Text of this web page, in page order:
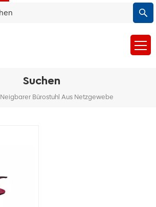
Suchen
Neigbarer Bürostuhl Aus Netzgewebe